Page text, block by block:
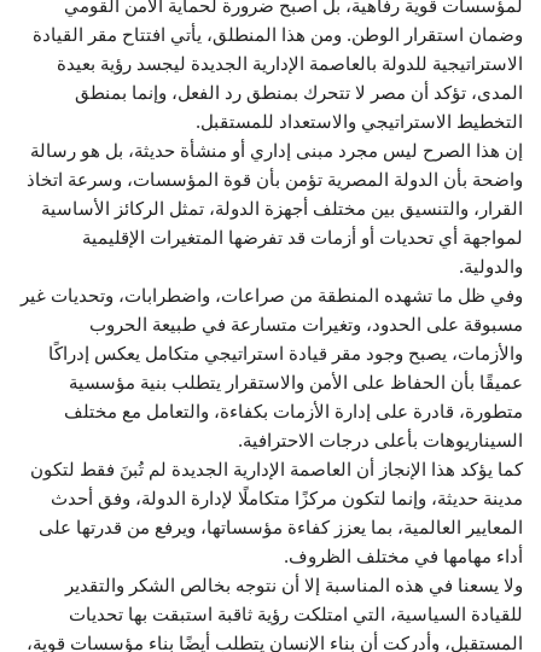
لمؤسسات قوية رفاهية، بل أصبح ضرورة لحماية الأمن القومي
وضمان استقرار الوطن. ومن هذا المنطلق، يأتي افتتاح مقر القيادة
الاستراتيجية للدولة بالعاصمة الإدارية الجديدة ليجسد رؤية بعيدة
المدى، تؤكد أن مصر لا تتحرك بمنطق رد الفعل، وإنما بمنطق
التخطيط الاستراتيجي والاستعداد للمستقبل.
إن هذا الصرح ليس مجرد مبنى إداري أو منشأة حديثة، بل هو رسالة
واضحة بأن الدولة المصرية تؤمن بأن قوة المؤسسات، وسرعة اتخاذ
القرار، والتنسيق بين مختلف أجهزة الدولة، تمثل الركائز الأساسية
لمواجهة أي تحديات أو أزمات قد تفرضها المتغيرات الإقليمية
والدولية.
وفي ظل ما تشهده المنطقة من صراعات، واضطرابات، وتحديات غير
مسبوقة على الحدود، وتغيرات متسارعة في طبيعة الحروب
والأزمات، يصبح وجود مقر قيادة استراتيجي متكامل يعكس إدراكًا
عميقًا بأن الحفاظ على الأمن والاستقرار يتطلب بنية مؤسسية
متطورة، قادرة على إدارة الأزمات بكفاءة، والتعامل مع مختلف
السيناريوهات بأعلى درجات الاحترافية.
كما يؤكد هذا الإنجاز أن العاصمة الإدارية الجديدة لم تُبنَ فقط لتكون
مدينة حديثة، وإنما لتكون مركزًا متكاملًا لإدارة الدولة، وفق أحدث
المعايير العالمية، بما يعزز كفاءة مؤسساتها، ويرفع من قدرتها على
أداء مهامها في مختلف الظروف.
ولا يسعنا في هذه المناسبة إلا أن نتوجه بخالص الشكر والتقدير
للقيادة السياسية، التي امتلكت رؤية ثاقبة استبقت بها تحديات
المستقبل، وأدركت أن بناء الإنسان يتطلب أيضًا بناء مؤسسات قوية،